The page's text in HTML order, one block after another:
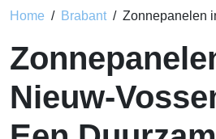
Home Brabant Zonnepanelen
Nieuw-